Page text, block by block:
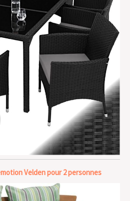
Velden pour 2 personnes